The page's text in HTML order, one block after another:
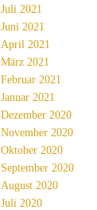
Juli 2021
Juni 2021
April 2021
März 2021
Februar 2021
Januar 2021
Dezember 2020
November 2020
Oktober 2020
September 2020
August 2020
Juli 2020